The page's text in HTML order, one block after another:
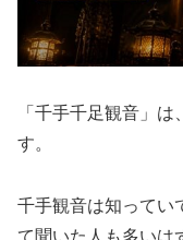
「千手千足観音」は、
す。
千手観音は知ってい
て聞いた人も多いは